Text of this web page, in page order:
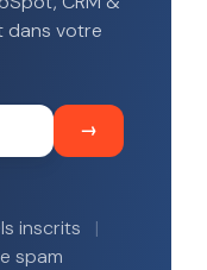
dans votre
inscrits
spam